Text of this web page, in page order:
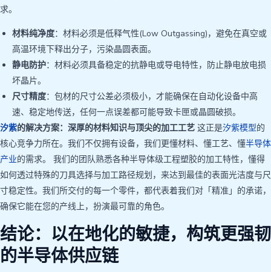
求。
材料纯净度：材料必须是低释气性(Low Outgassing)，避免在真空或
高温环境下释出分子，污染晶圆表面。
静电防护：材料必须具备稳定的抗静电或导电特性，防止静电放电损
坏晶片。
尺寸精度：包材的尺寸公差必须极小，才能确保在自动化设备中高
速、稳定地传送，任何一点误差都可能导致卡匣或晶圆破损。
汐紫的解决方案：深厚的材料知识与顶尖的加工工艺 这正是汐紫模型的
核心竞争力所在。我们不仅拥有设备，我们更懂材料、懂工艺、懂半导体
产业的需求。 我们的团队熟悉各种半导体级工程塑胶的加工特性，懂得
如何透过特殊的刀具选择与加工路径规划，来达到最佳的表面光洁度与尺
寸稳定性。我们所交付的每一个零件，都代表着我们对「精准」的承诺，
确保它能在您的产线上，扮演最可靠的角色。
结论：以在地化的敏捷，构筑更强韧
的半导体供应链